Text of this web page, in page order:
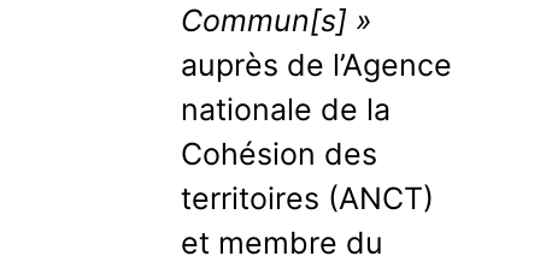
Commun[s] »
auprès de l’Agence
nationale de la
Cohésion des
territoires (ANCT)
et membre du